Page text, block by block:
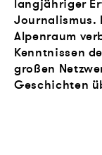
langjähriger
Journalismus.
Alpenraum
Kenntnissen
großen
Geschichten